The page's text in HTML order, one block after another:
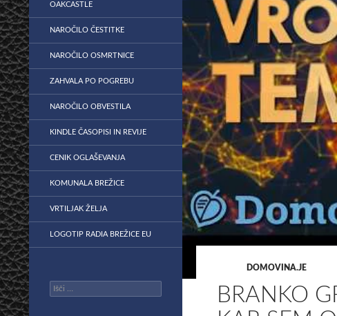
DOMOVINA.JE
BRANKO
OAKCASTLE
NAROČILO ČESTITKE
NAROČILO OSMRTNICE
ZAHVALA PO POGREBU
NAROČILO OBVESTILA
KINDLE ČASOPISI IN REVIJE
CENIK OGLAŠEVANJA
KOMUNALA BREŽICE
VRTILJAK ŽELJA
LOGOTIP RADIA BREŽICE EU
Išči: